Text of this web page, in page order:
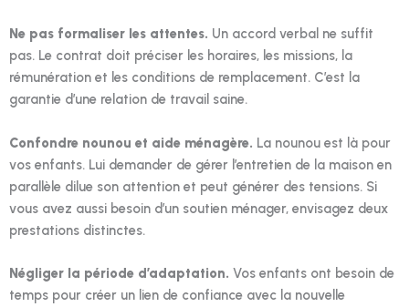
Ne pas formaliser les attentes. Un accord verbal ne suffit
pas. Le contrat doit préciser les horaires, les missions, la
rémunération et les conditions de remplacement. C’est la
garantie d’une relation de travail saine.
Confondre nounou et aide ménagère. La nounou est là pour
vos enfants. Lui demander de gérer l’entretien de la maison en
parallèle dilue son attention et peut générer des tensions. Si
vous avez aussi besoin d’un soutien ménager, envisagez deux
prestations distinctes.
Négliger la période d’adaptation. Vos enfants ont besoin de
temps pour créer un lien de confiance avec la nouvelle